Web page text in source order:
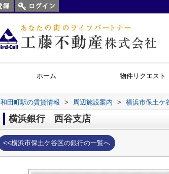
ホーム 物件リクエスト
和田町駅の賃貸情報 > 周辺施設案内 > 横浜市保土ケ
横浜銀行 西谷支店
<<横浜市保土ケ谷区の銀行の一覧へ